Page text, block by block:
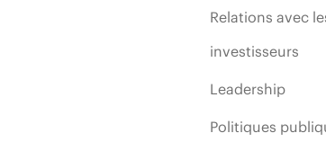
Relations avec
investisseurs
Leadership
Politiques